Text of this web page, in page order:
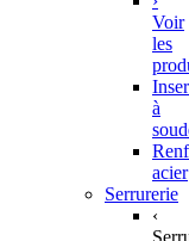
Voir
les
à
acier
Serrurerie
‹